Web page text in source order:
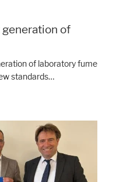
generation of
of laboratory fume
standards…